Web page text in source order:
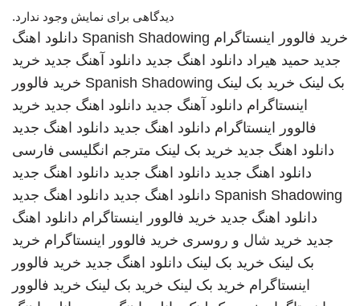
دیدگاهی برای نمایش وجود ندارد.
خرید فالوور اینستاگرام Spanish Shadowing دانلود اهنگ
جدید حمید هیراد دانلود اهنگ جدید دانلود آهنگ جدید خرید
بک لینک خرید بک لینک Spanish Shadowing خرید فالوور
اینستاگرام دانلود آهنگ جدید دانلود اهنگ جدید خرید
فالوور اینستاگرام دانلود اهنگ جدید دانلود اهنگ جدید
دانلود اهنگ جدید خرید بک لینک مترجم انگلیسی فارسی
دانلود اهنگ جدید دانلود اهنگ جدید دانلود اهنگ جدید
Spanish Shadowing دانلود اهنگ جدید دانلود اهنگ جدید
دانلود اهنگ جدید خرید فالوور اینستاگرام دانلود اهنگ
جدید خرید شال و روسری خرید فالوور اینستاگرام خرید
بک لینک خرید بک لینک دانلود اهنگ جدید خرید فالوور
اینستاگرام خرید بک لینک خرید بک لینک خرید فالوور